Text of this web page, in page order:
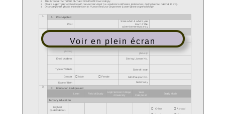
Voir en plein écran